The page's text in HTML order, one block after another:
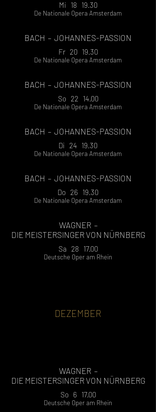
Mi 18 19.30
De Nationale Opera Amsterdam
BACH – JOHANNES-PASSION
Fr 20 19.30
De Nationale Opera Amsterdam
BACH – JOHANNES-PASSION
So 22 14.00
De Nationale Opera Amsterdam
BACH – JOHANNES-PASSION
Di 24 19.30
De Nationale Opera Amsterdam
BACH – JOHANNES-PASSION
Do 26 19.30
De Nationale Opera Amsterdam
WAGNER –
DIE MEISTERSINGER VON NÜRNBERG
Sa 28 17.00
Deutsche Oper am Rhein
DEZEMBER
WAGNER –
DIE MEISTERSINGER VON NÜRNBERG
So 6 17.00
Deutsche Oper am Rhein